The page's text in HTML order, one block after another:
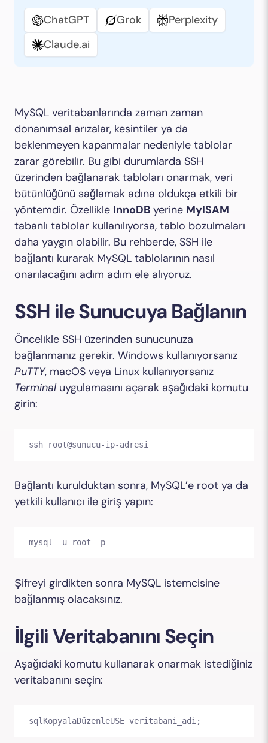
ChatGPT
Grok
Perplexity
Claude.ai
MySQL veritabanlarında zaman zaman
donanımsal arızalar, kesintiler ya da
beklenmeyen kapanmalar nedeniyle tablolar
zarar görebilir. Bu gibi durumlarda SSH
üzerinden bağlanarak tabloları onarmak, veri
bütünlüğünü sağlamak adına oldukça etkili bir
yöntemdir. Özellikle InnoDB yerine MyISAM
tabanlı tablolar kullanılıyorsa, tablo bozulmaları
daha yaygın olabilir. Bu rehberde, SSH ile
bağlantı kurarak MySQL tablolarının nasıl
onarılacağını adım adım ele alıyoruz.
SSH ile Sunucuya Bağlanın
Öncelikle SSH üzerinden sunucunuza
bağlanmanız gerekir. Windows kullanıyorsanız
PuTTY, macOS veya Linux kullanıyorsanız
Terminaluygulamasını açarak aşağıdaki komutu
girin:
ssh root@sunucu-ip-adresi
Bağlantı kurulduktan sonra, MySQL’e root ya da
yetkili kullanıcı ile giriş yapın:
mysql -u root -p
Şifreyi girdikten sonra MySQL istemcisine
bağlanmış olacaksınız.
İlgili Veritabanını Seçin
Aşağıdaki komutu kullanarak onarmak istediğiniz
veritabanını seçin:
sqlKopyalaDüzenleUSE veritabani_adi;